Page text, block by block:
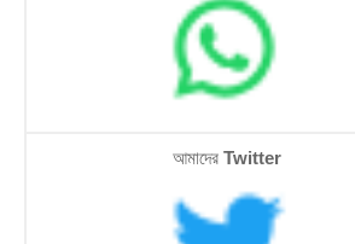
আমাদের Twitter